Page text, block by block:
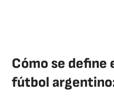
Cómo se define
fútbol